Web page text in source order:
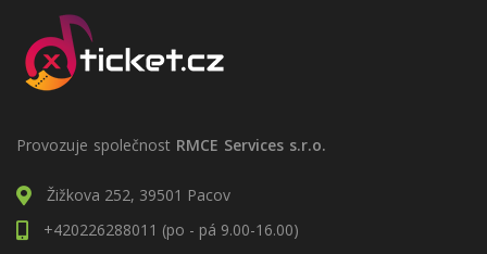
Provozuje společnost RMCE Services s.r.o.
Žižkova 252, 39501 Pacov
+420226288011 (po - pá 9.00-16.00)